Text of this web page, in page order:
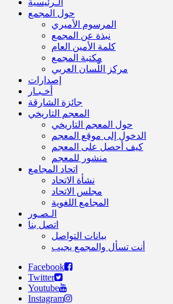
الـرئيسية
حول المجمع
المرسوم الأميري
نبذة عن المجمع
كلمة الأمين العام
مكتبة المجمع
مركز اللّسان العربي
إصدارات
أخـبـار
جائزة الشارقة
المعجم التاريخي
حول المعجم التاريخي
الدخول إلى موقع المعجم
كيف أحصل على المعجم
منشور للمعجم
اتحاد المجامع
نشأة الاتحاد
مجلس الاتحاد
المجامع اللغوية
الـصـور
اتصل بنا
بيانات التواصل
أنت تسأل والمجمع يجيب
Facebook
Twitter
Youtube
Instagram